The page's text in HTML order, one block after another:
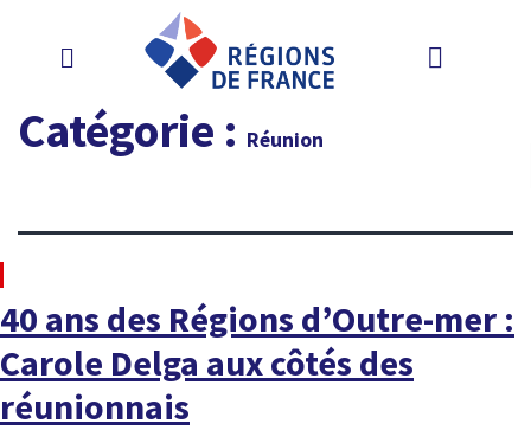
Catégorie : Réunion
40 ans des Régions d’Outre-mer :
Carole Delga aux côtés des
réunionnais